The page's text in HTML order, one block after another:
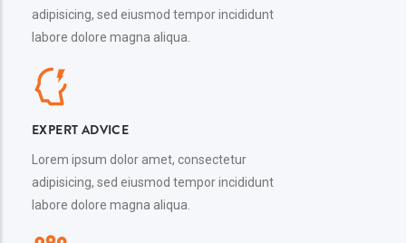
adipisicing, sed eiusmod tempor incididunt
labore dolore magna aliqua.
EXPERT ADVICE
Lorem ipsum dolor amet, consectetur
adipisicing, sed eiusmod tempor incididunt
labore dolore magna aliqua.